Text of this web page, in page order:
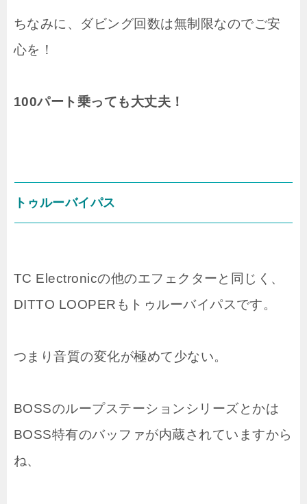
ちなみに、ダビング回数は無制限なのでご安
心を！
100パート乗っても大丈夫！
トゥルーバイパス
TC Electronicの他のエフェクターと同じく、
DITTO LOOPERもトゥルーバイパスです。
つまり音質の変化が極めて少ない。
BOSSのループステーションシリーズとかは
BOSS特有のバッファが内蔵されていますから
ね、